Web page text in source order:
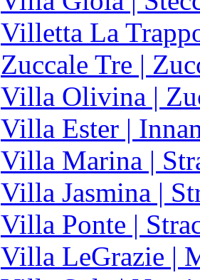
Villetta La
Zuccale Tre |
Villa Olivina |
Villa Ester |
Villa Marina |
Villa Jasmina |
Villa Ponte |
Villa LeGrazie |